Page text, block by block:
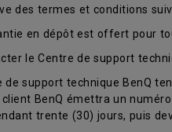
des termes et conditions
en dépôt est offert pour
le Centre de support
de support technique BenQ
client BenQ émettra un
trente (30) jours, puis